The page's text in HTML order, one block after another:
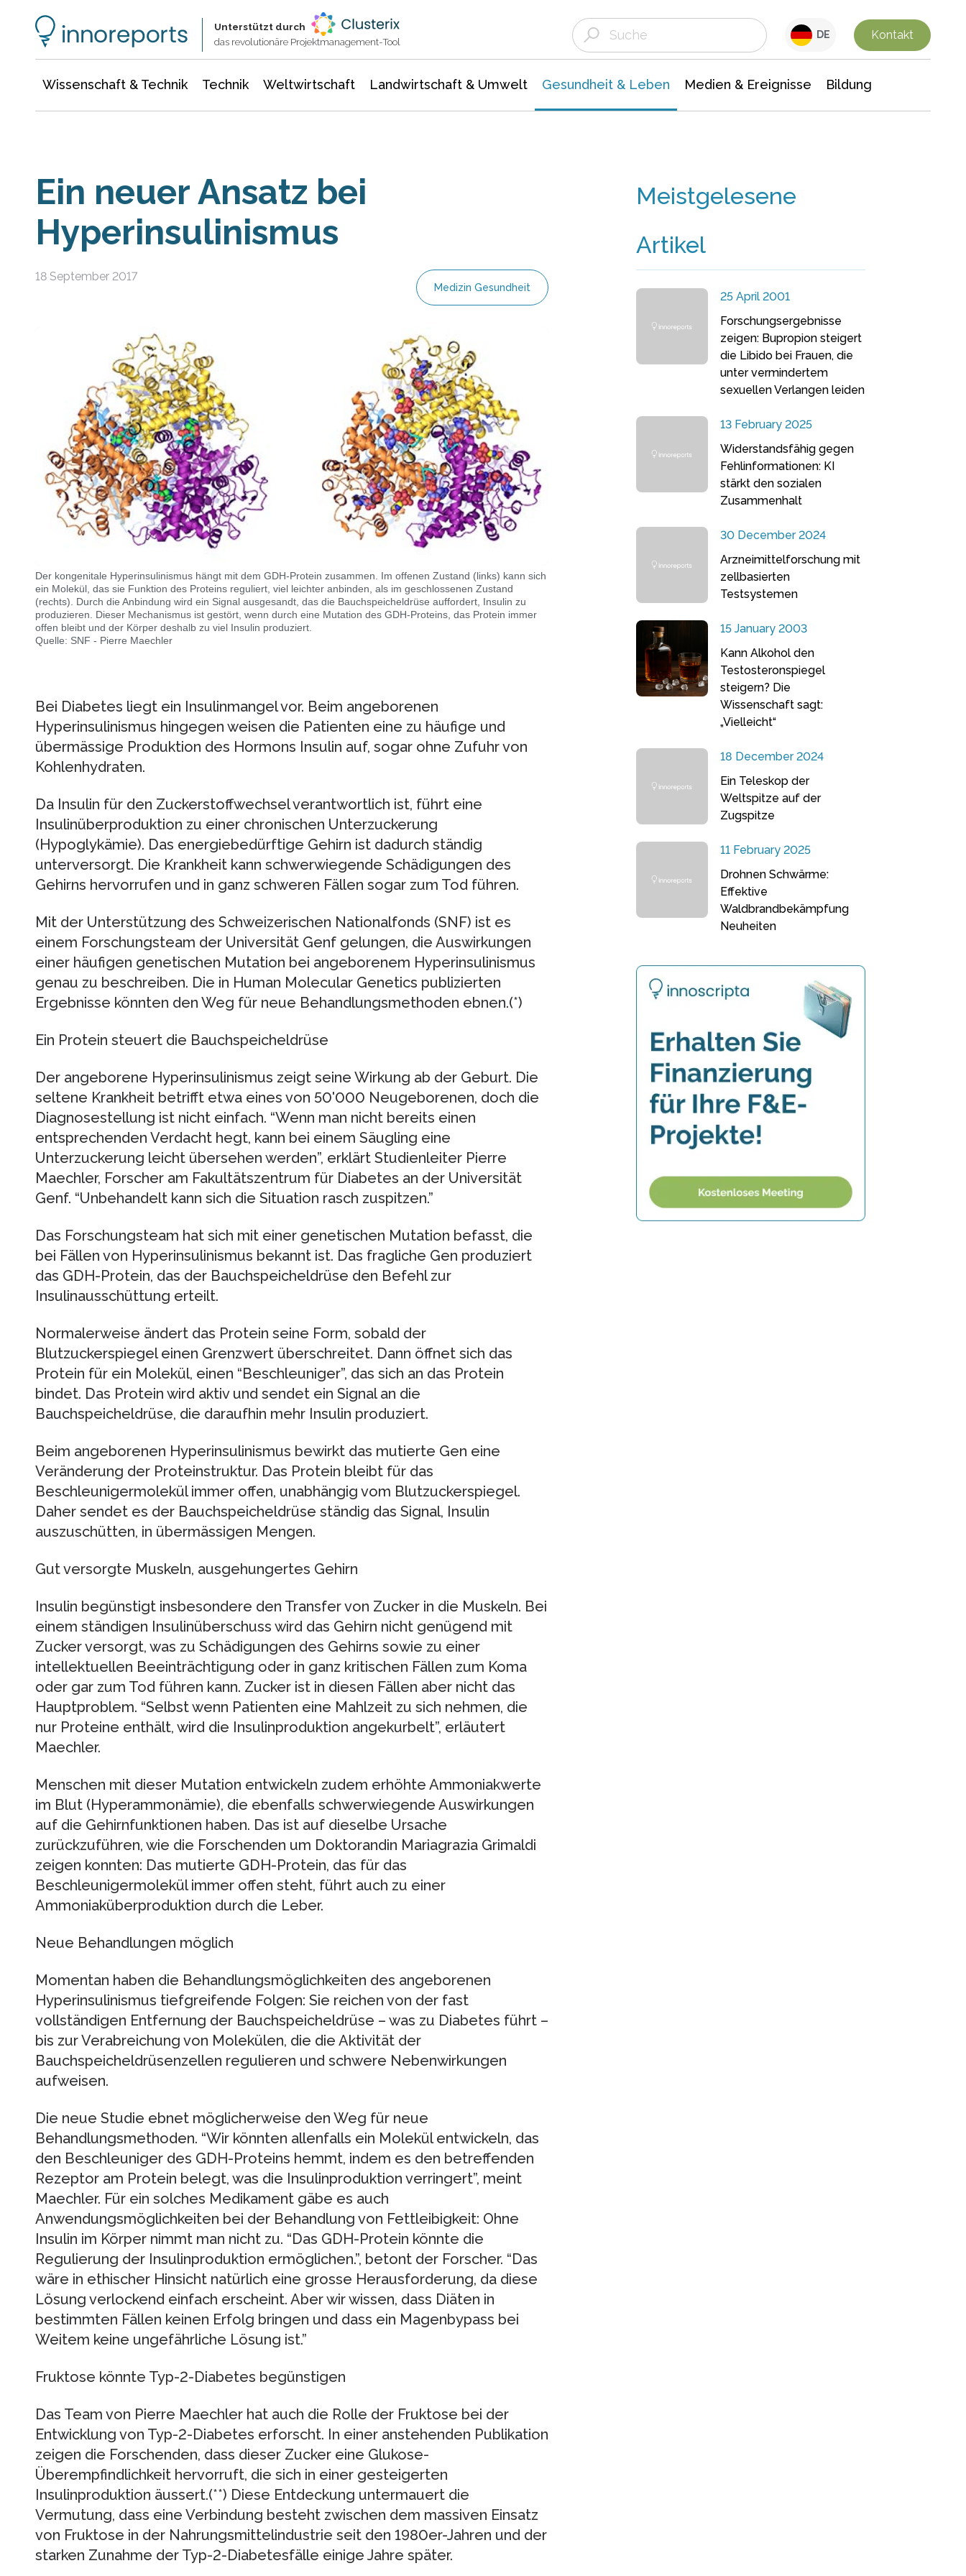
Unterstützt durch
das revolutionäre Projektmanagement-Tool
DE Kontakt
Wissenschaft & Technik Technik Weltwirtschaft Landwirtschaft & Umwelt Gesundheit & Leben Medien & Ereignisse Bildung
Ein neuer Ansatz bei
Hyperinsulinismus
18 September 2017
Medizin Gesundheit
Der kongenitale Hyperinsulinismus hängt mit dem GDH-Protein zusammen. Im offenen Zustand (links) kann sich
ein Molekül, das sie Funktion des Proteins reguliert, viel leichter anbinden, als im geschlossenen Zustand
(rechts). Durch die Anbindung wird ein Signal ausgesandt, das die Bauchspeicheldrüse auffordert, Insulin zu
produzieren. Dieser Mechanismus ist gestört, wenn durch eine Mutation des GDH-Proteins, das Protein immer
offen bleibt und der Körper deshalb zu viel Insulin produziert.
Quelle: SNF - Pierre Maechler
Bei Diabetes liegt ein Insulinmangel vor. Beim angeborenen
Hyperinsulinismus hingegen weisen die Patienten eine zu häufige und
übermässige Produktion des Hormons Insulin auf, sogar ohne Zufuhr von
Kohlenhydraten.
Da Insulin für den Zuckerstoffwechsel verantwortlich ist, führt eine
Insulinüberproduktion zu einer chronischen Unterzuckerung
(Hypoglykämie). Das energiebedürftige Gehirn ist dadurch ständig
unterversorgt. Die Krankheit kann schwerwiegende Schädigungen des
Gehirns hervorrufen und in ganz schweren Fällen sogar zum Tod führen.
Mit der Unterstützung des Schweizerischen Nationalfonds (SNF) ist es
einem Forschungsteam der Universität Genf gelungen, die Auswirkungen
einer häufigen genetischen Mutation bei angeborenem Hyperinsulinismus
genau zu beschreiben. Die in Human Molecular Genetics publizierten
Ergebnisse könnten den Weg für neue Behandlungsmethoden ebnen.(*)
Ein Protein steuert die Bauchspeicheldrüse
Der angeborene Hyperinsulinismus zeigt seine Wirkung ab der Geburt. Die
seltene Krankheit betrifft etwa eines von 50'000 Neugeborenen, doch die
Diagnosestellung ist nicht einfach. “Wenn man nicht bereits einen
entsprechenden Verdacht hegt, kann bei einem Säugling eine
Unterzuckerung leicht übersehen werden”, erklärt Studienleiter Pierre
Maechler, Forscher am Fakultätszentrum für Diabetes an der Universität
Genf. “Unbehandelt kann sich die Situation rasch zuspitzen.”
Das Forschungsteam hat sich mit einer genetischen Mutation befasst, die
bei Fällen von Hyperinsulinismus bekannt ist. Das fragliche Gen produziert
das GDH-Protein, das der Bauchspeicheldrüse den Befehl zur
Insulinausschüttung erteilt.
Normalerweise ändert das Protein seine Form, sobald der
Blutzuckerspiegel einen Grenzwert überschreitet. Dann öffnet sich das
Protein für ein Molekül, einen “Beschleuniger”, das sich an das Protein
bindet. Das Protein wird aktiv und sendet ein Signal an die
Bauchspeicheldrüse, die daraufhin mehr Insulin produziert.
Beim angeborenen Hyperinsulinismus bewirkt das mutierte Gen eine
Veränderung der Proteinstruktur. Das Protein bleibt für das
Beschleunigermolekül immer offen, unabhängig vom Blutzuckerspiegel.
Daher sendet es der Bauchspeicheldrüse ständig das Signal, Insulin
auszuschütten, in übermässigen Mengen.
Gut versorgte Muskeln, ausgehungertes Gehirn
Insulin begünstigt insbesondere den Transfer von Zucker in die Muskeln. Bei
einem ständigen Insulinüberschuss wird das Gehirn nicht genügend mit
Zucker versorgt, was zu Schädigungen des Gehirns sowie zu einer
intellektuellen Beeinträchtigung oder in ganz kritischen Fällen zum Koma
oder gar zum Tod führen kann. Zucker ist in diesen Fällen aber nicht das
Hauptproblem. “Selbst wenn Patienten eine Mahlzeit zu sich nehmen, die
nur Proteine enthält, wird die Insulinproduktion angekurbelt”, erläutert
Maechler.
Menschen mit dieser Mutation entwickeln zudem erhöhte Ammoniakwerte
im Blut (Hyperammonämie), die ebenfalls schwerwiegende Auswirkungen
auf die Gehirnfunktionen haben. Das ist auf dieselbe Ursache
zurückzuführen, wie die Forschenden um Doktorandin Mariagrazia Grimaldi
zeigen konnten: Das mutierte GDH-Protein, das für das
Beschleunigermolekül immer offen steht, führt auch zu einer
Ammoniaküberproduktion durch die Leber.
Neue Behandlungen möglich
Momentan haben die Behandlungsmöglichkeiten des angeborenen
Hyperinsulinismus tiefgreifende Folgen: Sie reichen von der fast
vollständigen Entfernung der Bauchspeicheldrüse – was zu Diabetes führt –
bis zur Verabreichung von Molekülen, die die Aktivität der
Bauchspeicheldrüsenzellen regulieren und schwere Nebenwirkungen
aufweisen.
Die neue Studie ebnet möglicherweise den Weg für neue
Behandlungsmethoden. “Wir könnten allenfalls ein Molekül entwickeln, das
den Beschleuniger des GDH-Proteins hemmt, indem es den betreffenden
Rezeptor am Protein belegt, was die Insulinproduktion verringert”, meint
Maechler. Für ein solches Medikament gäbe es auch
Anwendungsmöglichkeiten bei der Behandlung von Fettleibigkeit: Ohne
Insulin im Körper nimmt man nicht zu. “Das GDH-Protein könnte die
Regulierung der Insulinproduktion ermöglichen.”, betont der Forscher. “Das
wäre in ethischer Hinsicht natürlich eine grosse Herausforderung, da diese
Lösung verlockend einfach erscheint. Aber wir wissen, dass Diäten in
bestimmten Fällen keinen Erfolg bringen und dass ein Magenbypass bei
Weitem keine ungefährliche Lösung ist.”
Fruktose könnte Typ-2-Diabetes begünstigen
Das Team von Pierre Maechler hat auch die Rolle der Fruktose bei der
Entwicklung von Typ-2-Diabetes erforscht. In einer anstehenden Publikation
zeigen die Forschenden, dass dieser Zucker eine Glukose-
Überempfindlichkeit hervorruft, die sich in einer gesteigerten
Insulinproduktion äussert.(**) Diese Entdeckung untermauert die
Vermutung, dass eine Verbindung besteht zwischen dem massiven Einsatz
von Fruktose in der Nahrungsmittelindustrie seit den 1980er-Jahren und der
starken Zunahme der Typ-2-Diabetesfälle einige Jahre später.
Meistgelesene
Artikel
25 April 2001
Forschungsergebnisse
zeigen: Bupropion steigert
die Libido bei Frauen, die
unter vermindertem
sexuellen Verlangen leiden
13 February 2025
Widerstandsfähig gegen
Fehlinformationen: KI
stärkt den sozialen
Zusammenhalt
30 December 2024
Arzneimittelforschung mit
zellbasierten
Testsystemen
15 January 2003
Kann Alkohol den
Testosteronspiegel
steigern? Die
Wissenschaft sagt:
„Vielleicht“
18 December 2024
Ein Teleskop der
Weltspitze auf der
Zugspitze
11 February 2025
Drohnen Schwärme:
Effektive
Waldbrandbekämpfung
Neuheiten